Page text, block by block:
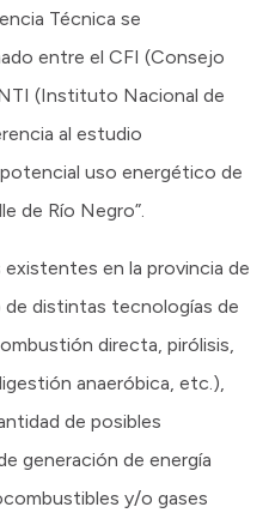
Técnica se
entre el CFI (Consejo
(Instituto Nacional de
al estudio
uso energético de
de Río Negro”.
existentes en la provincia de
de distintas tecnologías de
directa, pirólisis,
anaeróbica, etc.),
de posibles
generación de energía
y/o gases